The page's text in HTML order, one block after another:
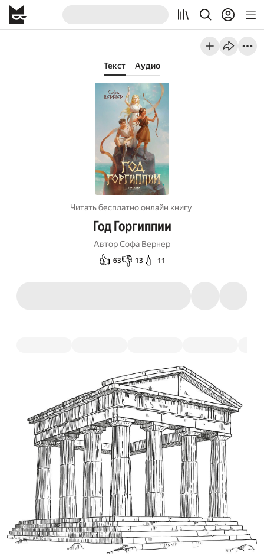
Текст Аудио
Читать бесплатно онлайн книгу
Год Горгиппии
АвторСофа Вернер
👍 63👎 13💧 11